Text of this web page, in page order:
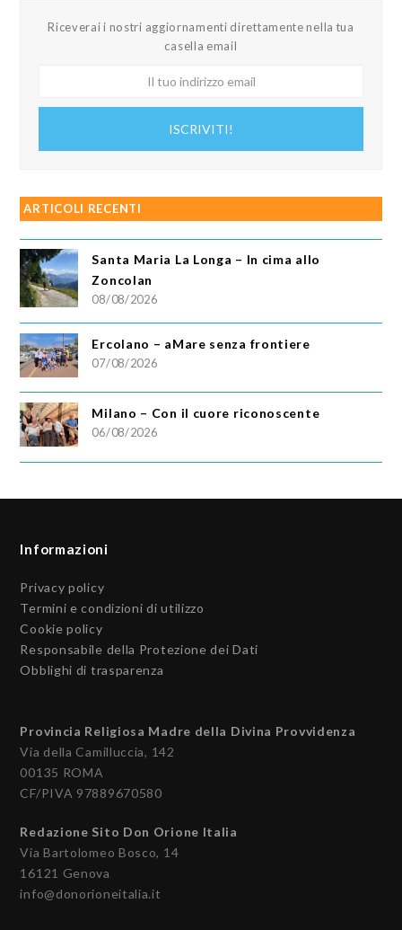
Riceverai i nostri aggiornamenti direttamente nella tua
casella email
ISCRIVITI!
ARTICOLI RECENTI
Santa Maria La Longa – In cima allo
Zoncolan
08/08/2026
Ercolano – aMare senza frontiere
07/08/2026
Milano – Con il cuore riconoscente
06/08/2026
Informazioni
Privacy policy
Termini e condizioni di utilizzo
Cookie policy
Responsabile della Protezione dei Dati
Obblighi di trasparenza
Provincia Religiosa Madre della Divina Provvidenza
Via della Camilluccia, 142
00135 ROMA
CF/PIVA 97889670580
Redazione Sito Don Orione Italia
Via Bartolomeo Bosco, 14
16121 Genova
info@donorioneitalia.it